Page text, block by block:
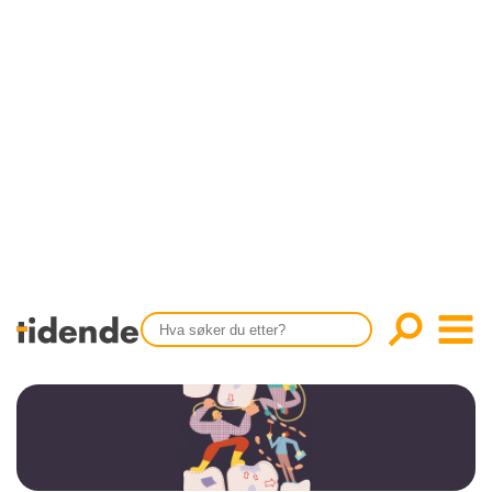
KONTAKT
OM OSS